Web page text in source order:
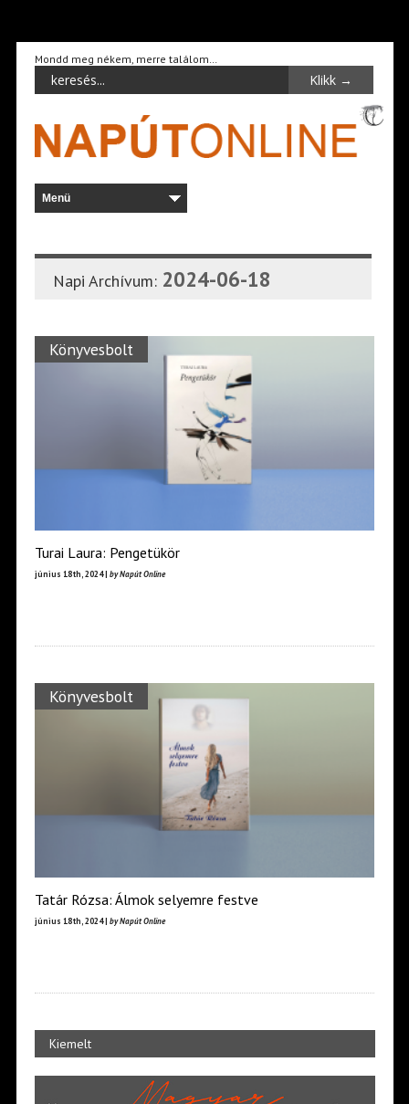
Mondd meg nékem, merre találom…
Napi Archívum: 2024-06-18
Könyvesbolt
Turai Laura: Pengetükör
június 18th, 2024 | by Napút Online
Könyvesbolt
Tatár Rózsa: Álmok selyemre festve
június 18th, 2024 | by Napút Online
Kiemelt